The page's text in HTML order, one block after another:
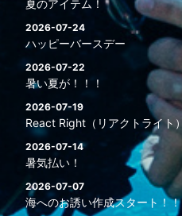
夏のアイテム！
2026-07-24
ハッピーバースデー
2026-07-22
暑い夏が！！！
2026-07-19
React Right（リアクトライト）
2026-07-14
暑気払い！
2026-07-07
海へのお誘い作成スタート！！